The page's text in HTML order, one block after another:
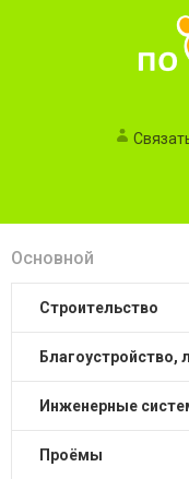
Основной
Строительство
Инженерные
Проёмы